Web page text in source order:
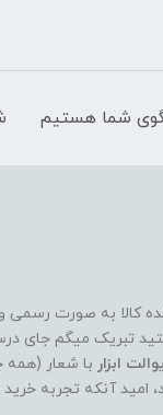
کالا به صورت رسمی
پشتیبانی قوی و ۲۴ ساعته هستید
ابزار با شعار (همه
امید آنکه تجربه